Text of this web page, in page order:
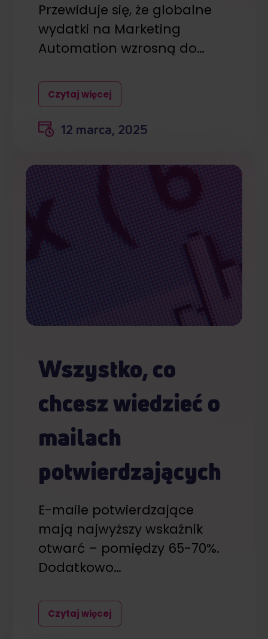
Przewiduje się, że globalne
wydatki na Marketing
Automation wzrosną do…
Czytaj więcej
12 marca, 2025
Wszystko, co
chcesz wiedzieć o
mailach
potwierdzających
E-maile potwierdzające
mają najwyższy wskaźnik
otwarć – pomiędzy 65-70%.
Dodatkowo…
Czytaj więcej